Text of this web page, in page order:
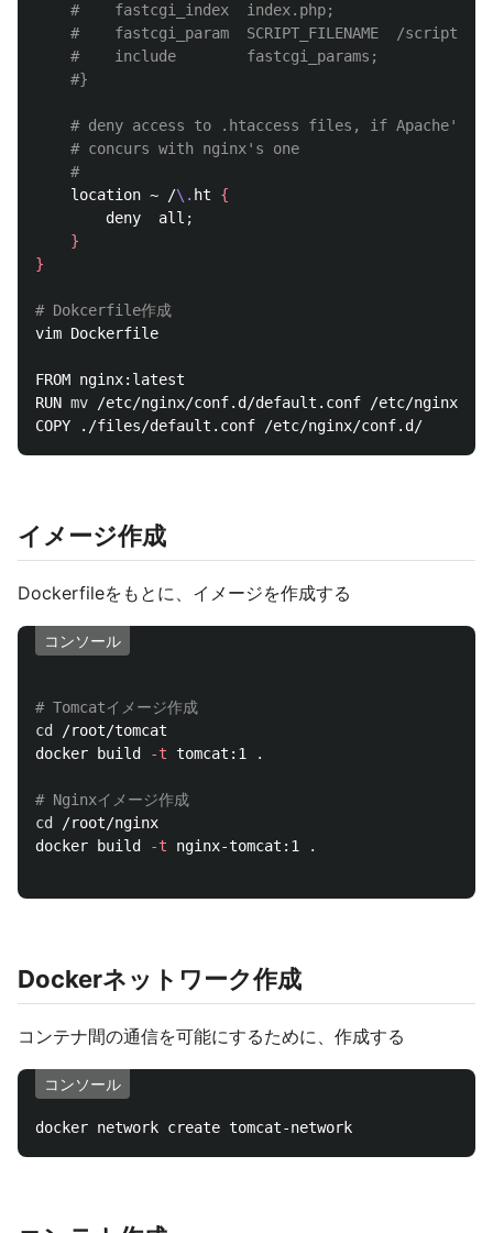
#    fastcgi_index  index.php;
#    fastcgi_param  SCRIPT_FILENAME  /
#    include        fastcgi_params;
#}
# deny access to .htaccess files, if Apache's
# concurs with nginx's one
#
    location ~ /
\. ht {
        deny  all
;
}
}
# Dokcerfile作成
vim Dockerfile
FROM nginx:latest
RUN mv /etc/nginx/conf.d/default.conf /etc/nginx/
イメージ作成
Dockerfileをもとに、イメージを作成する
コンソール
# Tomcatイメージ作成
cd
/root/tomcat
docker build
-t tomcat:1 .
# Nginxイメージ作成
cd
/root/nginx
docker build
-t nginx-tomcat:1 .
Dockerネットワーク作成
コンテナ間の通信を可能にするために、作成する
コンソール